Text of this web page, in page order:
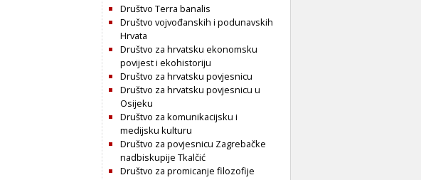
Društvo Terra banalis
Društvo vojvođanskih i podunavskih
Hrvata
Društvo za hrvatsku ekonomsku
povijest i ekohistoriju
Društvo za hrvatsku povjesnicu
Društvo za hrvatsku povjesnicu u
Osijeku
Društvo za komunikacijsku i
medijsku kulturu
Društvo za povjesnicu Zagrebačke
nadbiskupije Tkalčić
Društvo za promicanje filozofije